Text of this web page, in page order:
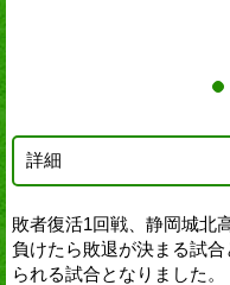
詳細
敗者復活1回戦、静岡城北
負けたら敗退が決まる試
られる試合となりました。